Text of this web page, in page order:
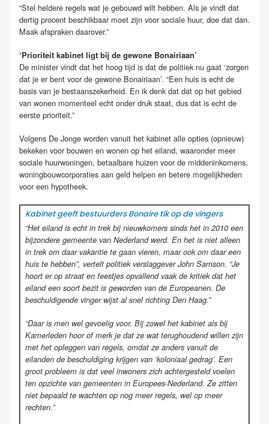
“Stel heldere regels wat je gebouwd wilt hebben. Als je vindt dat
dertig procent beschikbaar moet zijn voor sociale huur, doe dat dan.
Maak afspraken daarover.”
‘Prioriteit kabinet ligt bij de gewone Bonairiaan’
De minister vindt dat het hoog tijd is dat de politiek nu gaat ‘zorgen
dat je er bent voor de gewone Bonairiaan’. “Een huis is echt de
basis van je bestaanszekerheid. En ik denk dat dat op het gebied
van wonen momenteel echt onder druk staat, dus dat is echt de
eerste prioriteit.”
Volgens De Jonge worden vanuit het kabinet alle opties (opnieuw)
bekeken voor bouwen en wonen op het eiland, waaronder meer
sociale huurwoningen, betaalbare huizen voor de middeninkomens,
woningbouwcorporaties aan geld helpen en betere mogelijkheden
voor een hypotheek.
Kabinet geeft bestuurders Bonaire tik op de vingers
“Het eiland is echt in trek bij nieuwkomers sinds het in 2010 een
bijzondere gemeente van Nederland werd. En het is niet alleen
in trek om daar vakantie te gaan vieren, maar ook om daar een
huis te hebben”, vertelt politiek verslaggever John Samson. “Je
hoort er op straat en feestjes opvallend vaak de kritiek dat het
eiland een soort bezit is geworden van de Europeanen. De
beschuldigende vinger wijst al snel richting Den Haag.”
“Daar is men wel gevoelig voor. Bij zowel het kabinet als bij
Kamerleden hoor of merk je dat ze wat terughoudend willen zijn
met het opleggen van regels, omdat ze anders vanuit de
eilanden de beschuldiging krijgen van ‘koloniaal gedrag’. Een
groot probleem is dat veel inwoners zich achtergesteld voelen
ten opzichte van gemeenten in Europees-Nederland. Ze zitten
niet bepaald te wachten op nog meer regels, wel op meer
rechten.”